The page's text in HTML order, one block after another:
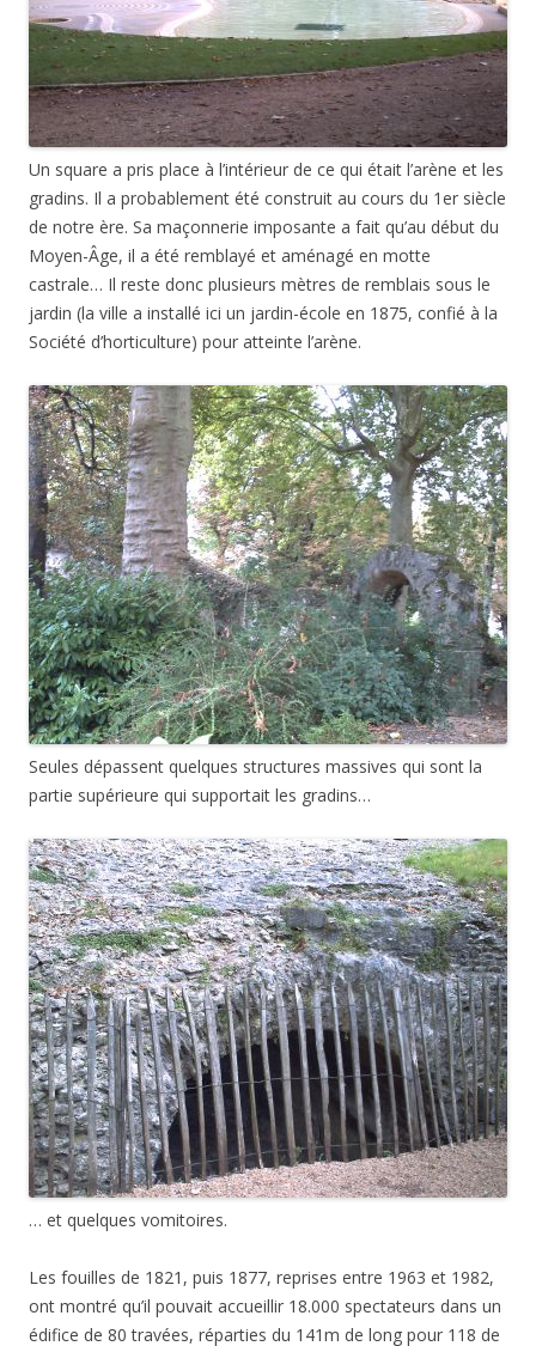
Un square a pris place à l’intérieur de ce qui était l’arène et les
gradins. Il a probablement été construit au cours du 1er siècle
de notre ère. Sa maçonnerie imposante a fait qu’au début du
Moyen-Âge, il a été remblayé et aménagé en motte
castrale… Il reste donc plusieurs mètres de remblais sous le
jardin (la ville a installé ici un jardin-école en 1875, confié à la
Société d’horticulture) pour atteinte l’arène.
Seules dépassent quelques structures massives qui sont la
partie supérieure qui supportait les gradins…
… et quelques vomitoires.
Les fouilles de 1821, puis 1877, reprises entre 1963 et 1982,
ont montré qu’il pouvait accueillir 18.000 spectateurs dans un
édifice de 80 travées, réparties du 141m de long pour 118 de